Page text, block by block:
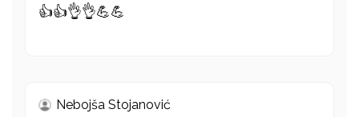
👍👍👌👌💪💪
Nebojša Stojanović